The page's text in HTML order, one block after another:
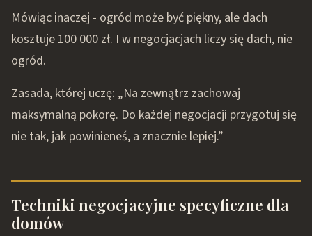
Mówiąc inaczej - ogród może być piękny, ale dach
kosztuje 100 000 zł. I w negocjacjach liczy się dach, nie
ogród.
Zasada, której uczę: „Na zewnątrz zachowaj
maksymalną pokorę. Do każdej negocjacji przygotuj się
nie tak, jak powinieneś, a znacznie lepiej.”
Techniki negocjacyjne specyficzne dla
domów